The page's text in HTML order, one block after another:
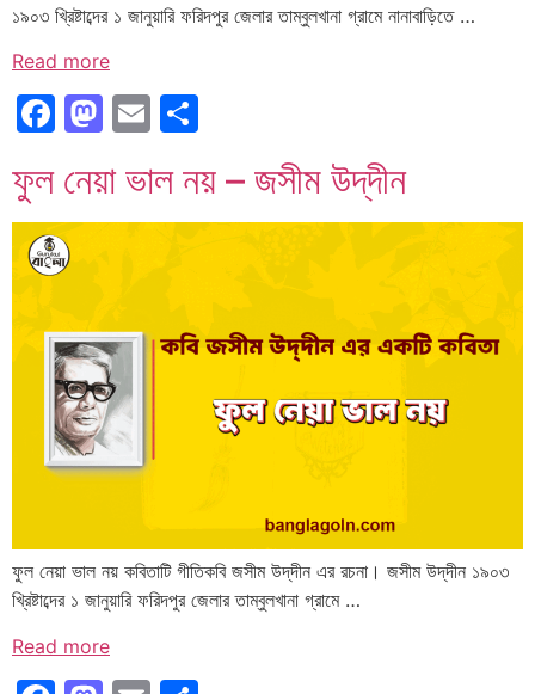
১৯০৩ খ্রিষ্টাব্দের ১ জানুয়ারি ফরিদপুর জেলার তাম্বুলখানা গ্রামে নানাবাড়িতে …
Read more
Facebook
Mastodon
Email
ফুল নেয়া ভাল নয় – জসীম উদ্‌দীন
ফুল নেয়া ভাল নয় কবিতাটি গীতিকবি জসীম উদ্‌দীন এর রচনা। জসীম উদ্‌দীন ১৯০৩
খ্রিষ্টাব্দের ১ জানুয়ারি ফরিদপুর জেলার তাম্বুলখানা গ্রামে …
Read more